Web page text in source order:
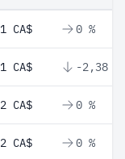
CA$ 0 %
CA$ -2,38 %
CA$ 0 %
CA$ 0 %